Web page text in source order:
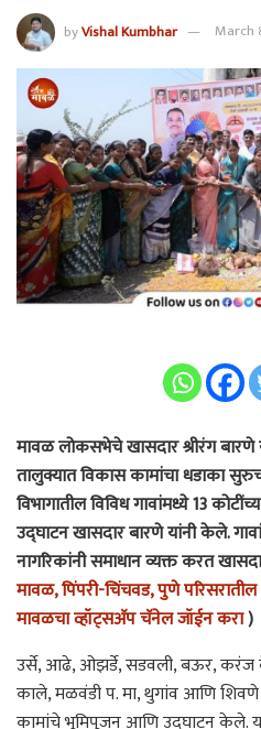
byVishal Kumbhar March
मावळ लोकसभेचे खासदार श्रीरंग बारणे
तालुक्यात विकास कामांचा धडाका
विभागातील विविध गावांमध्ये 13
उद्घाटन खासदार बारणे यांनी केले.
नागरिकांनी समाधान व्यक्त करत
मावळ, पिंपरी-चिंचवड, पुणे
मावळचा व्हॉट्सअ‍ॅप चॅनेल जॉईन करा)
उर्से, आढे, ओझर्डे, सडवली, बऊर,
काले, मळवंडी प. मा, थुगांव आणि